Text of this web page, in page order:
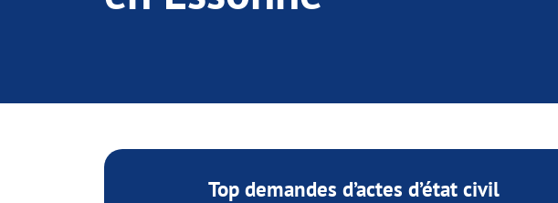
Top demandes d’actes d’état civil